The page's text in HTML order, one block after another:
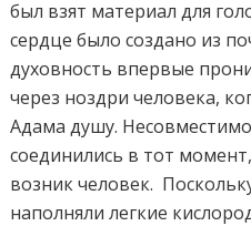
был взят материал для
сердце было создано из
духовность впервые
через ноздри человека,
Адама душу.
соединились в тот
возник человек.
наполняли легкие